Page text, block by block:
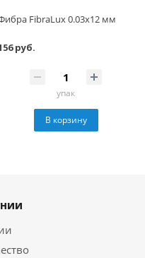
FibraLux 0.03х12 мм
руб.
упак
В корзину